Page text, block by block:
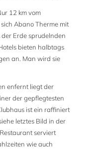
12 km vom
Abano Therme mit
der Erde sprudelnden
bieten halbtags
an. Man wird sie
enfernt liegt der
der gepflegtesten
ist ein raffiniert
letztes Bild in der
serviert
wie auch